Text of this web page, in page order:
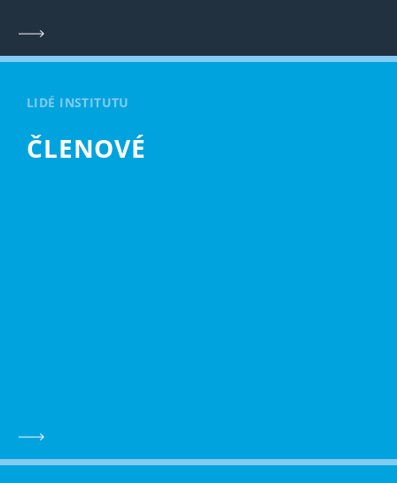
LIDÉ INSTITUTU
ČLENOVÉ